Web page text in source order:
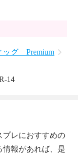
ッグ Premium
14
プレにおすすめの
情報があれば、是